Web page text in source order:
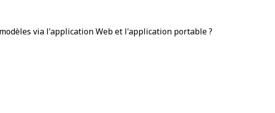
via l'application Web et l'application portable ?